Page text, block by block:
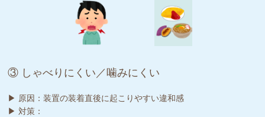
③ しゃべりにくい／噛みにくい
▶ 原因：装置の装着直後に起こりやすい違和感
▶ 対策：